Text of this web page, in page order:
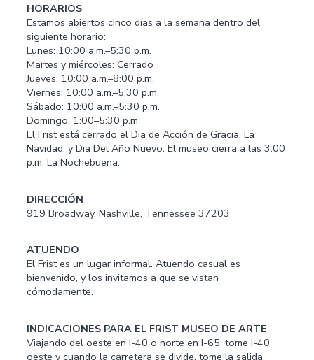
HORARIOS
Estamos abiertos cinco días a la semana dentro del
siguiente horario:
Lunes: 10:00 a.m.–5:30 p.m.
Martes y miércoles: Cerrado
Jueves: 10:00 a.m.–8:00 p.m.
Viernes: 10:00 a.m.–5:30 p.m.
Sábado: 10:00 a.m.–5:30 p.m.
Domingo, 1:00–5:30 p.m.
El Frist está cerrado el Dia de Acción de Gracia, La
Navidad, y Dia Del Año Nuevo. El museo cierra a las 3:00
p.m. La Nochebuena.
DIRECCIÓN
919 Broadway, Nashville, Tennessee 37203
ATUENDO
El Frist es un lugar informal. Atuendo casual es
bienvenido, y los invitamos a que se vistan
cómodamente.
INDICACIONES PARA EL FRIST MUSEO DE ARTE
Viajando del oeste en I-40 o norte en I-65, tome I-40
oeste y cuando la carretera se divide, tome la salida